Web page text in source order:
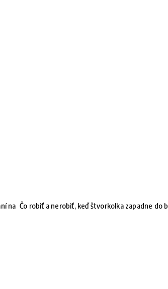
na Čo robiť a nerobiť, keď štvorkolka zapadne do